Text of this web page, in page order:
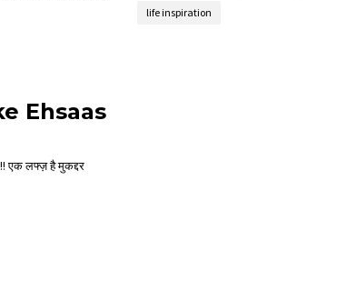
Ehsaas
एक लफ्ज़ है मुकद्दर
life inspiration